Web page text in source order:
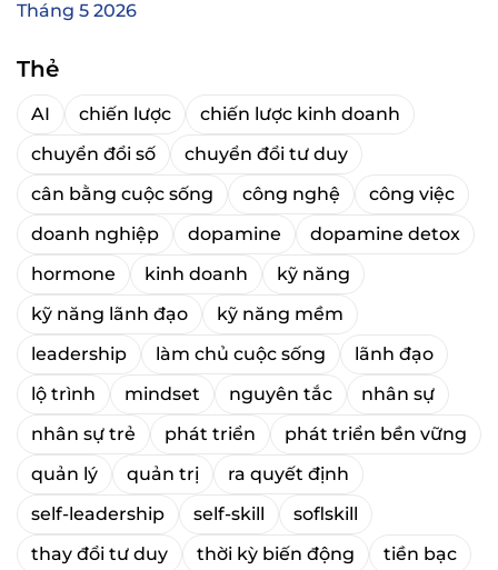
Tháng 5 2026
Thẻ
AI chiến lược
chiến lược kinh doanh
chuyển đổi số
chuyển đổi tư duy
cân bằng cuộc sống
công nghệ
công việc
doanh nghiệp
dopamine
dopamine detox
hormone
kinh doanh
kỹ năng
kỹ năng lãnh đạo
kỹ năng mềm
leadership
làm chủ cuộc sống
lãnh đạo
lộ trình
mindset nguyên tắc
nhân sự
nhân sự trẻ
phát triển
phát triển bền vững
quản lý
quản trị
ra quyết định
self-leadership
self-skill
soflskill
thay đổi tư duy
thời kỳ biến động
tiền bạc